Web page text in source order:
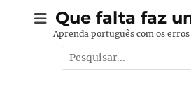
Que falta faz
Aprenda português com os
Pesquisar
por: